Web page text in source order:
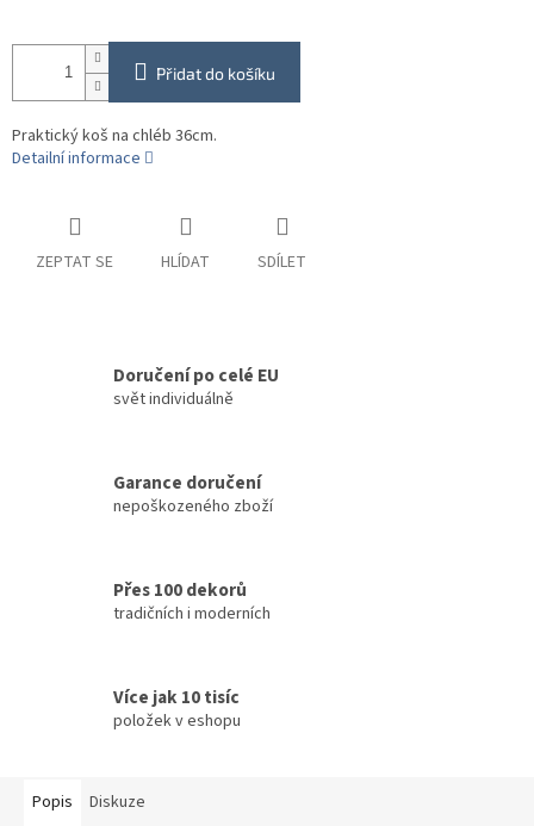
Přidat do košíku
Praktický koš na chléb 36cm.
Detailní informace
ZEPTAT SE HLÍDAT SDÍLET
Doručení po celé EU
svět individuálně
Garance doručení
nepoškozeného zboží
Přes 100 dekorů
tradičních i moderních
Více jak 10 tisíc
položek v eshopu
Popis Diskuze